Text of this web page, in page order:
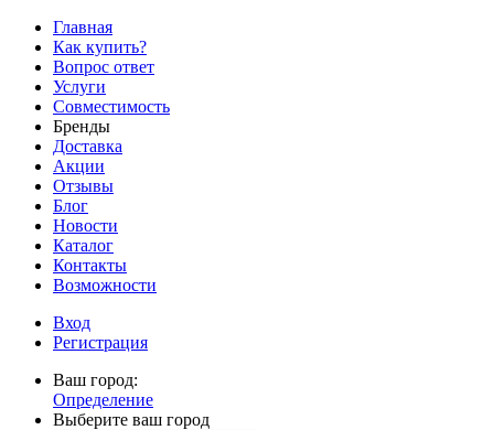
Главная
Как купить?
Вопрос ответ
Услуги
Совместимость
Бренды
Доставка
Акции
Отзывы
Блог
Новости
Каталог
Контакты
Возможности
Вход
Регистрация
Ваш город:
Определение
Выберите ваш город